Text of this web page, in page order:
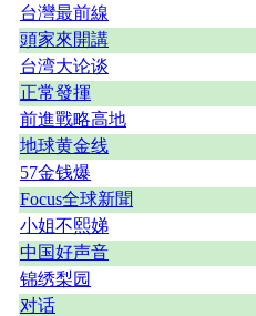
台灣最前線
頭家來開講
台湾大论谈
正常發揮
前進戰略高地
地球黄金线
57金钱爆
Focus全球新聞
小姐不熙娣
中国好声音
锦绣梨园
对话